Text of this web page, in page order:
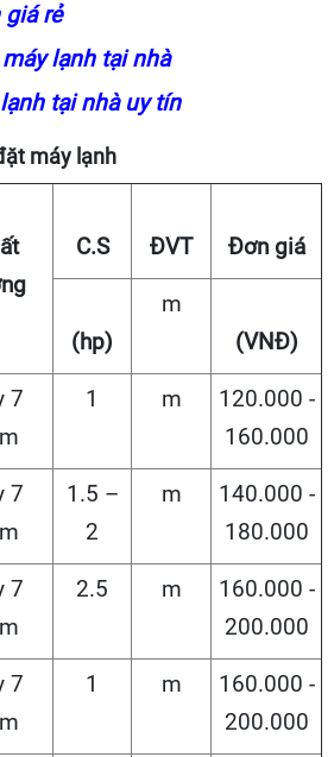
giá rẻ
lạnh tại nhà
tại nhà uy tín
máy lạnh
C.S ĐVT Đơn giá
(hp)
m
(VNĐ)
7
1 m
120.000 -
160.000
7
1.5 –
2
m
140.000 -
180.000
7
2.5 m
160.000 -
200.000
7
1 m
160.000 -
200.000